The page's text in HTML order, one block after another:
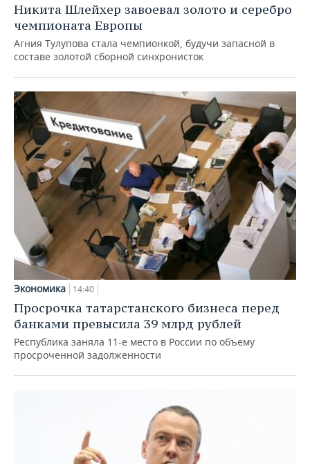
Никита Шлейхер завоевал золото и серебро
чемпионата Европы
Агния Тулупова стала чемпионкой, будучи запасной в
составе золотой сборной синхронисток
Экономика 14:40
Просрочка татарстанского бизнеса перед
банками превысила 39 млрд рублей
Республика заняла 11-е место в России по объему
просроченной задолженности